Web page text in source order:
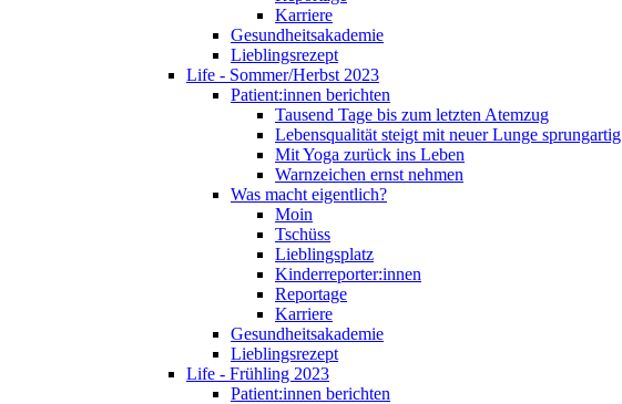
Karriere
Gesundheitsakademie
Lieblingsrezept
Life - Sommer/Herbst 2023
Patient:innen berichten
Tausend Tage bis zum letzten Atemzug
Lebensqualität steigt mit neuer Lunge sprungartig
Mit Yoga zurück ins Leben
Warnzeichen ernst nehmen
Was macht eigentlich?
Moin
Tschüss
Lieblingsplatz
Kinderreporter:innen
Reportage
Karriere
Gesundheitsakademie
Lieblingsrezept
Life - Frühling 2023
Patient:innen berichten